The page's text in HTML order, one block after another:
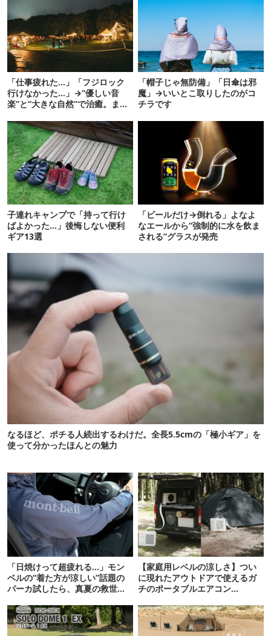
「仕事疲れた…」「フジロック
行けなかった…」→“優しい音
楽”と“大きな自然”で治癒。まだ
「帽子じゃ無防備」「日傘は邪
魔」→いいとこ取りしたのがコ
チラです
子連れキャンプで「持って行け
ばよかった…」後悔しない便利
ギア13選
「ビールだけ→倒れる」よなよ
なエールから“強制的に水を飲ま
される”グラスが発売
なるほど、ポチる人続出するわけだ。全長5.5cmの「極小ギア」を
使って分かったほんとの魅力
「日焼けって超疲れる…」モン
ベルの“着た方が涼しい”話題の
パーカ試したら、真夏の救世主
【家庭用レベルの涼しさ】つい
に現れたアウトドアで使えるガ
チのポータブルエアコン